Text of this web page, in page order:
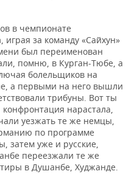
в чемпионате
играя за команду «Сайхун»
был переименован
помню, в Курган-Тюбе, а
болельщиков на
а первыми на него вышли
трибуны. Вот ты
конфронтация нарастала,
уезжать те же немцы,
по программе
затем уже и русские,
переезжали те же
в Душанбе, Худжанде.